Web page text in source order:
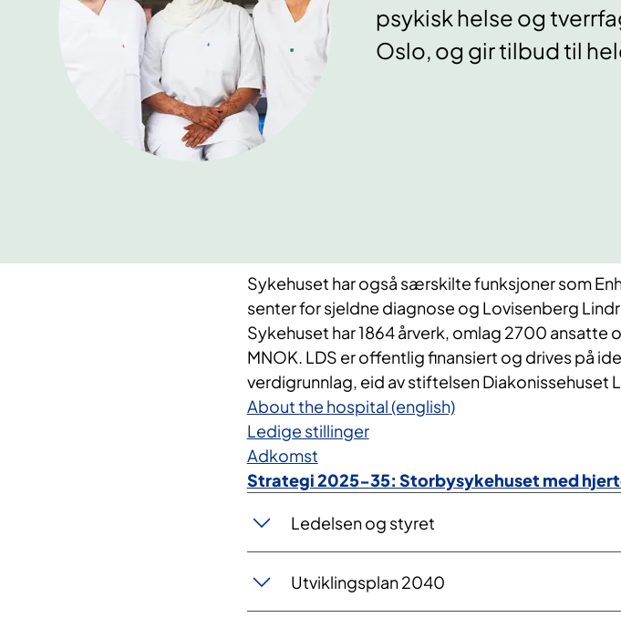
psykisk helse og
Oslo, og gir tilbud til
Sykehuset har også særskilte funksjoner som
senter for sjeldne diagnose og Lovisenberg
Sykehuset har 1864 årverk, omlag 2700
MNOK. LDS er offentlig finansiert og drives på
verdigrunnlag, eid av stiftelsen Diakonissehuset
About the hospital (english)​
Ledige stillinger
Adkomst
Strategi 2025-35: Storbysykehuset med
Ledelsen og styret
Utviklingsplan 2040